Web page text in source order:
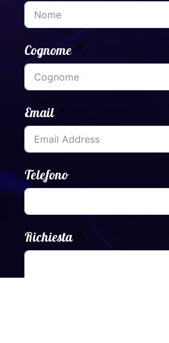
Cognome
Email
Telefono
Richiesta